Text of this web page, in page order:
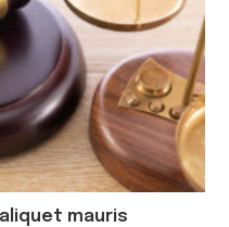
mauris